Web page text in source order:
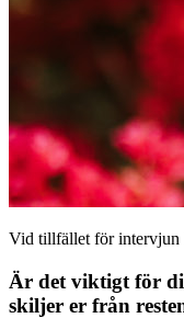
Vid tillfället för intervjun
Är det viktigt för
skiljer er från